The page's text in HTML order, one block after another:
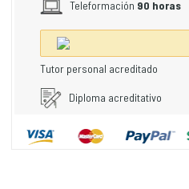
Teleformación 90 horas
Tutor personal acreditado
Diploma acreditativo